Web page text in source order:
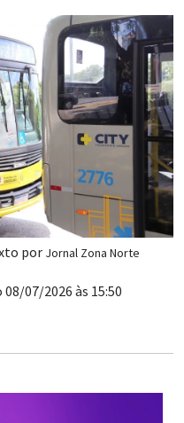
por Jornal Zona Norte
07/2026 às 15:50